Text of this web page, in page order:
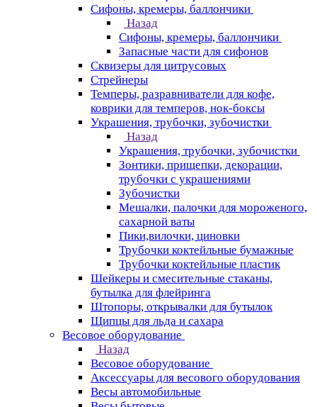
Сифоны, кремеры, баллончики
Назад
Сифоны, кремеры, баллончики
Запасные части для сифонов
Сквизеры для цитрусовых
Стрейнеры
Темперы, разравниватели для кофе,
коврики для темперов, нок-боксы
Украшения, трубочки, зубочистки
Назад
Украшения, трубочки, зубочистки
Зонтики, прищепки, декорации,
трубочки с украшениями
Зубочистки
Мешалки, палочки для мороженого,
сахарной ваты
Пики,вилочки, циновки
Трубочки коктейльные бумажные
Трубочки коктейльные пластик
Шейкеры и смесительные стаканы,
бутылка для флейринга
Штопоры, открывалки для бутылок
Щипцы для льда и сахара
Весовое оборудование
Назад
Весовое оборудование
Аксессуары для весового оборудования
Весы автомобильные